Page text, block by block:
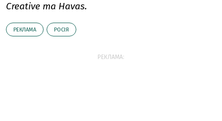
Creative та Havas.
РЕКЛАМА РОСІЯ
РЕКЛАМА: